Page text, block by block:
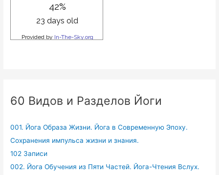
60 Видов и Разделов Йоги
001. Йога Образа Жизни. Йога в Современную Эпоху.
Сохранения импульса жизни и знания.
102 Записи
002. Йога Обучения из Пяти Частей. Йога-Чтения Вслух.